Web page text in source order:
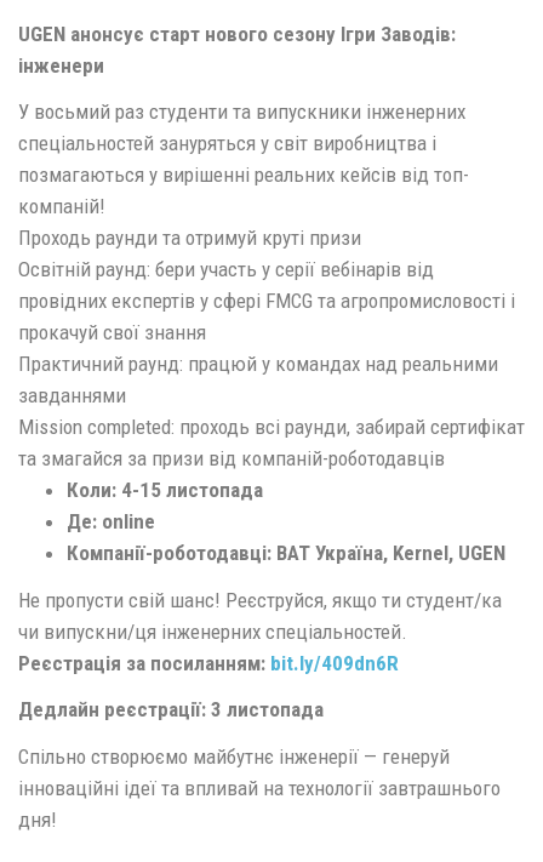
UGEN анонсує старт нового сезону Ігри Заводів:
інженери
У восьмий раз студенти та випускники інженерних
спеціальностей зануряться у світ виробництва і
позмагаються у вирішенні реальних кейсів від топ-
компаній!
Проходь раунди та отримуй круті призи
Освітній раунд: бери участь у серії вебінарів від
провідних експертів у сфері FMCG та агропромисловості і
прокачуй свої знання
Практичний раунд: працюй у командах над реальними
завданнями
Mission completed: проходь всі раунди, забирай сертифікат
та змагайся за призи від компаній-роботодавців
Коли: 4-15 листопада
Де: online
Компанії-роботодавці: BAT Україна, Kernel, UGEN
Не пропусти свій шанс! Реєструйся, якщо ти студент/ка
чи випускни/ця інженерних спеціальностей.
Реєстрація за посиланням: bit.ly/409dn6R
Дедлайн реєстрації: 3 листопада
Спільно створюємо майбутнє інженерії — генеруй
інноваційні ідеї та впливай на технології завтрашнього
дня!